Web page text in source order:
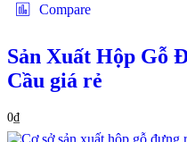
Compare
Sản Xuất Hộp Gỗ
Cầu giá rẻ
0₫